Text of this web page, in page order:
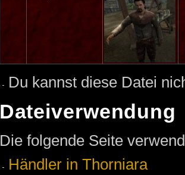
Du kannst diese Datei
Dateiverwendung
Die folgende Seite
Händler in Thorniara